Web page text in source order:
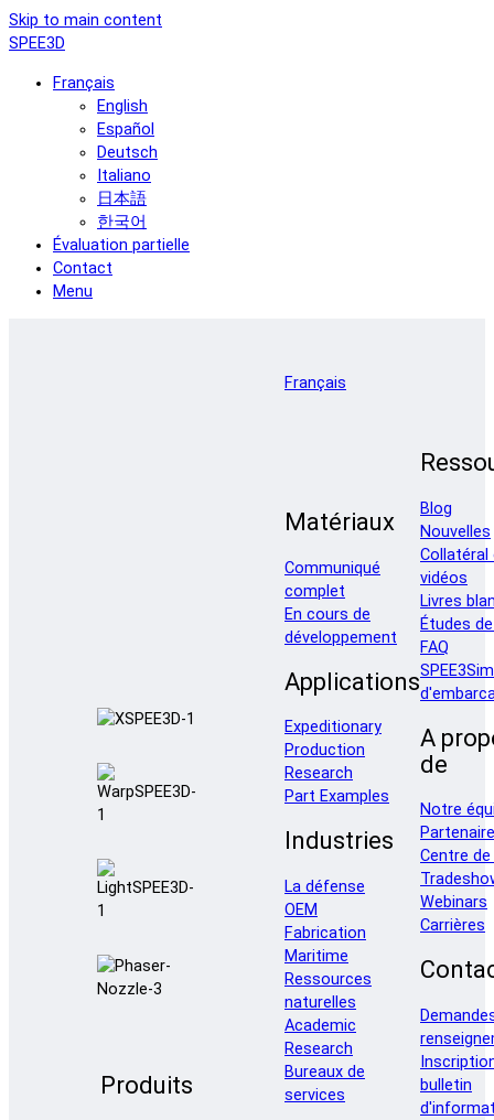
Skip to main content
SPEE3D
Français
English
Español
Deutsch
Italiano
日本語
한국어
Évaluation partielle
Contact
Menu
Produits
Français
Matériaux
Communiqué
complet
En cours de
développement
Applications
Expeditionary
Production
Research
Part Examples
Industries
La défense
OEM
Fabrication
Maritime
Ressources
naturelles
Academic
Research
Bureaux de
services
Blog
Nouvelles
Collatéral
vidéos
Livres
Études
FAQ
A
de
Notre
Centre
Webinars
Carrières
bulletin